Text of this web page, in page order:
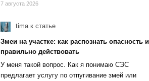
7 августа 2026
timaк статье
Змеи на участке: как распознать опасность и
правильно действовать
У меня такой вопрос. Как я понимаю СЭС
предлагает услугу по отпугивание змей или